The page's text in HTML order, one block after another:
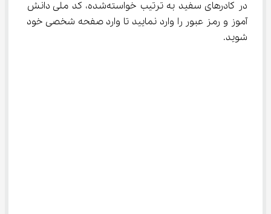
در کادرهای سفید به ترتیب خواسته‌شده، کد ملی دانش
آموز و رمز عبور را وارد نمایید تا وارد صفحه شخصی خود
شوید.